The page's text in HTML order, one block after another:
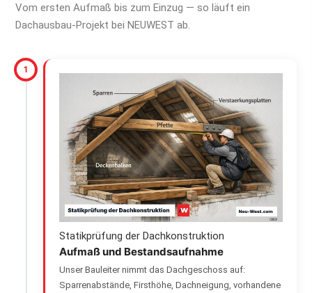
Vom ersten Aufmaß bis zum Einzug — so läuft ein
Dachausbau-Projekt bei NEUWEST ab.
1
Statikprüfung der Dachkonstruktion
Aufmaß und Bestandsaufnahme
Unser Bauleiter nimmt das Dachgeschoss auf:
Sparrenabstände, Firsthöhe, Dachneigung, vorhandene